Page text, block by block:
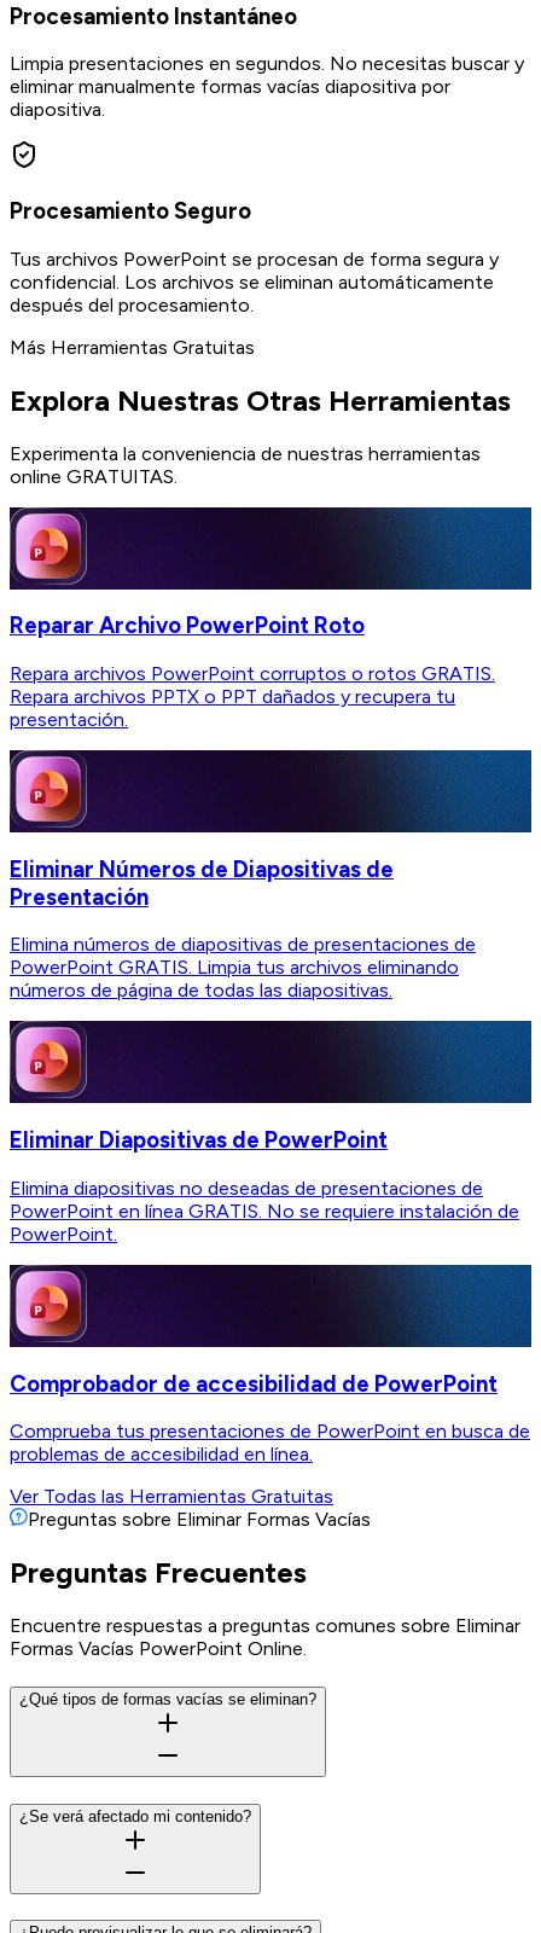
Procesamiento Instantáneo
Limpia presentaciones en segundos. No necesitas buscar y
eliminar manualmente formas vacías diapositiva por
diapositiva.
Procesamiento Seguro
Tus archivos PowerPoint se procesan de forma segura y
confidencial. Los archivos se eliminan automáticamente
después del procesamiento.
Más Herramientas Gratuitas
Explora Nuestras Otras Herramientas
Experimenta la conveniencia de nuestras herramientas
online GRATUITAS.
Reparar Archivo PowerPoint Roto
Repara archivos PowerPoint corruptos o rotos GRATIS.
Repara archivos PPTX o PPT dañados y recupera tu
presentación.
Eliminar Números de Diapositivas de
Presentación
Elimina números de diapositivas de presentaciones de
PowerPoint GRATIS. Limpia tus archivos eliminando
números de página de todas las diapositivas.
Eliminar Diapositivas de PowerPoint
Elimina diapositivas no deseadas de presentaciones de
PowerPoint en línea GRATIS. No se requiere instalación de
PowerPoint.
Comprobador de accesibilidad de PowerPoint
Comprueba tus presentaciones de PowerPoint en busca de
problemas de accesibilidad en línea.
Ver Todas las Herramientas Gratuitas
Preguntas sobre Eliminar Formas Vacías
Preguntas Frecuentes
Encuentre respuestas a preguntas comunes sobre Eliminar
Formas Vacías PowerPoint Online.
¿Qué tipos de formas vacías se eliminan?
¿Se verá afectado mi contenido?